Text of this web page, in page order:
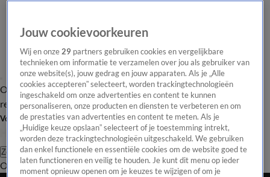
Overzicht Laatste nieuws Regionieuws Het beste van Hart
Tip de
redactie
Volg Hart van Nederland
Zoeken
OverzichtRegioUitzendingenWeerTip de redactiePanelVideo's
Jouw cookievoorkeuren
Wij en onze29 partners gebruiken cookies en vergelijkbare
technieken om informatie te verzamelen over jou als gebruiker van
onze website(s), jouw gedrag en jouw apparaten. Als je „Alle
cookies accepteren” selecteert, worden trackingtechnologieën
ingeschakeld om onze advertenties en content te kunnen
personaliseren, onze producten en diensten te verbeteren en om
de prestaties van advertenties en content te meten. Als je
„Huidige keuze opslaan” selecteert of je toestemming intrekt,
worden deze trackingtechnologieën uitgeschakeld. We gebruiken
dan enkel functionele en essentiële cookies om de website goed te
laten functioneren en veilig te houden. Je kunt dit menu op ieder
moment opnieuw openen om je keuzes te wijzigen of om je